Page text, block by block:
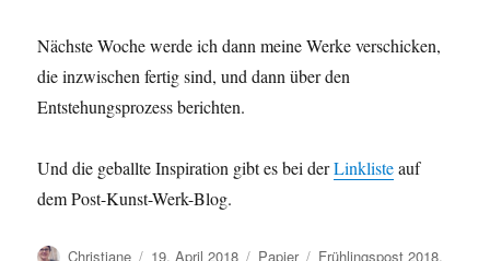
Nächste Woche werde ich dann meine Werke verschicken,
die inzwischen fertig sind, und dann über den
Entstehungsprozess berichten.
Und die geballte Inspiration gibt es bei derLinklisteauf
dem Post-Kunst-Werk-Blog.
Autor
Christiane Veröffentlicht
19. April 2018 Kategorien
Papier Schlagwörter
Frühlingspost 2018,